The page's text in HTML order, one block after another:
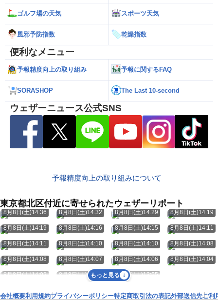
ゴルフ場の天気 スポーツ天気
風邪予防指数 乾燥指数
便利なメニュー
予報精度向上の取り組み 予報に関するFAQ
SORASHOP The Last 10-second
ウェザーニュース公式SNS
予報精度向上の取り組みについて
東京都北区付近に寄せられたウェザーリポート
8月8日(土)14:36 8月8日(土)14:32 8月8日(土)14:29 8月8日(土)14:19
8月8日(土)14:19 8月8日(土)14:16 8月8日(土)14:15 8月8日(土)14:11
8月8日(土)14:11 8月8日(土)14:10 8月8日(土)14:10 8月8日(土)14:08
8月8日(土)14:08 8月8日(土)14:07 8月8日(土)14:06 8月8日(土)14:04
8月8日(土)14:02 8月8日(土)14:00 8月8日(土)13:55
もっと見る
会社概要利用規約プライバシーポリシー特定商取引法の表記外部送信先ご利